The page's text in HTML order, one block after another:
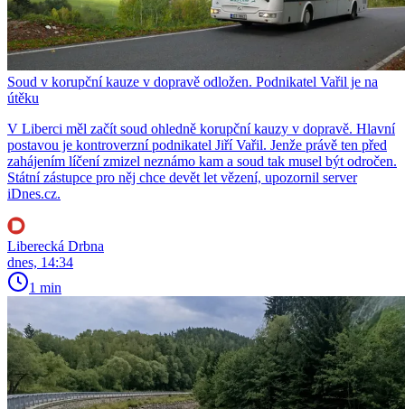
Soud v korupční kauze v dopravě odložen. Podnikatel Vařil je na
útěku
V Liberci měl začít soud ohledně korupční kauzy v dopravě. Hlavní
postavou je kontroverzní podnikatel Jiří Vařil. Jenže právě ten před
zahájením líčení zmizel neznámo kam a soud tak musel být odročen.
Státní zástupce pro něj chce devět let vězení, upozornil server
iDnes.cz.
Liberecká Drbna
dnes, 14:34
1 min